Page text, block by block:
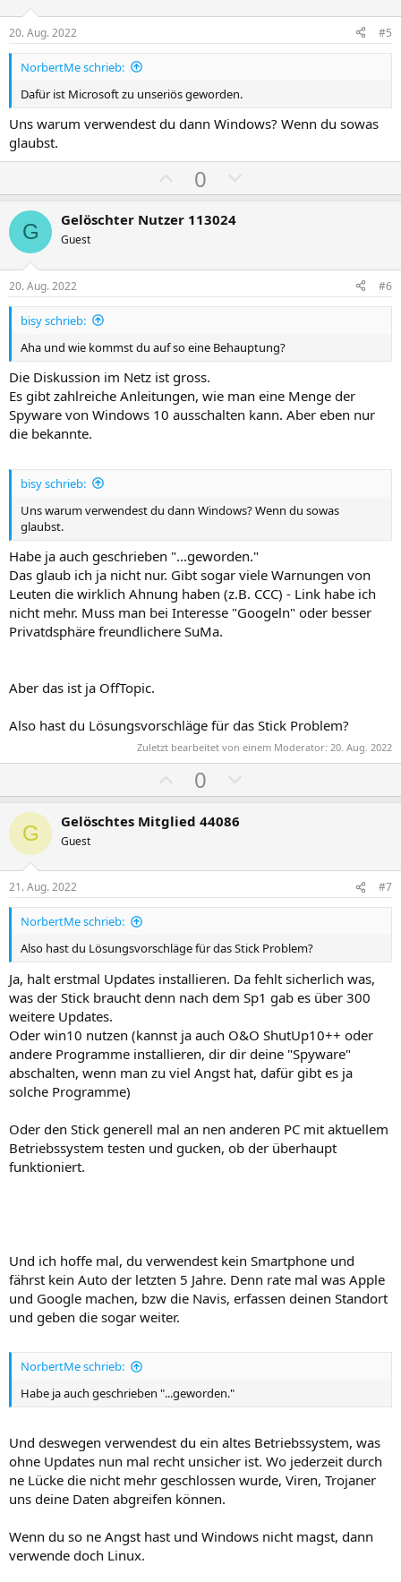
t
v
e
S
t
i
m
e
t
v
S
t
i
m
m
e
n
20. Aug. 2022 #5
NorbertMe schrieb:
Dafür ist Microsoft zu unseriös geworden.
Uns warum verwendest du dann Windows? Wenn du sowas
glaubst.
o
s
t
v
S
t
i
m
0
e
t
v
S
t
i
m
G Gelöschter Nutzer 113024
Guest
20. Aug. 2022 #6
bisy schrieb:
Aha und wie kommst du auf so eine Behauptung?
Die Diskussion im Netz ist gross.
Es gibt zahlreiche Anleitungen, wie man eine Menge der
Spyware von Windows 10 ausschalten kann. Aber eben nur
die bekannte.
bisy schrieb:
Uns warum verwendest du dann Windows? Wenn du sowas
glaubst.
Habe ja auch geschrieben "...geworden."
Das glaub ich ja nicht nur. Gibt sogar viele Warnungen von
Leuten die wirklich Ahnung haben (z.B. CCC) - Link habe ich
nicht mehr. Muss man bei Interesse "Googeln" oder besser
Privatdsphäre freundlichere SuMa.
Aber das ist ja OffTopic.
Also hast du Lösungsvorschläge für das Stick Problem?
Zuletzt bearbeitet von einem Moderator: 20. Aug. 2022
o
s
t
v
S
t
i
m
e
0
e
t
v
S
t
i
m
m
e
G Gelöschtes Mitglied 44086
Guest
21. Aug. 2022 #7
NorbertMe schrieb:
Also hast du Lösungsvorschläge für das Stick Problem?
Ja, halt erstmal Updates installieren. Da fehlt sicherlich was,
was der Stick braucht denn nach dem Sp1 gab es über 300
weitere Updates.
Oder win10 nutzen (kannst ja auch O&O ShutUp10++ oder
andere Programme installieren, dir dir deine "Spyware"
abschalten, wenn man zu viel Angst hat, dafür gibt es ja
solche Programme)
Oder den Stick generell mal an nen anderen PC mit aktuellem
Betriebssystem testen und gucken, ob der überhaupt
funktioniert.
Und ich hoffe mal, du verwendest kein Smartphone und
fährst kein Auto der letzten 5 Jahre. Denn rate mal was Apple
und Google machen, bzw die Navis, erfassen deinen Standort
und geben die sogar weiter.
NorbertMe schrieb:
Habe ja auch geschrieben "...geworden."
Und deswegen verwendest du ein altes Betriebssystem, was
ohne Updates nun mal recht unsicher ist. Wo jederzeit durch
ne Lücke die nicht mehr geschlossen wurde, Viren, Trojaner
uns deine Daten abgreifen können.
Wenn du so ne Angst hast und Windows nicht magst, dann
verwende doch Linux.